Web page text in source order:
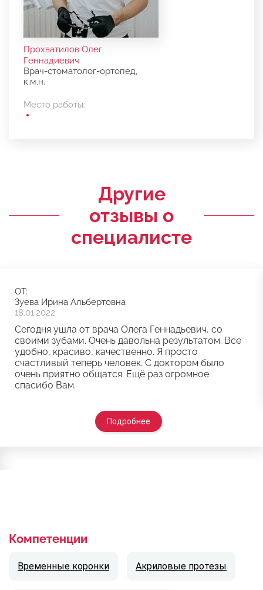
Прохватилов Олег
Геннадиевич
Врач-стоматолог-ортопед,
к.м.н.
Место работы:
Другие
отзывы о
специалисте
ОТ:
Зуева Ирина Альбертовна
18.01.2022
Сегодня ушла от врача Олега Геннадьевич, со
своими зубами. Очень давольна результатом. Все
удобно, красиво, качественно. Я просто
счастливый теперь человек. С доктором было
очень приятно общатся. Ещё раз огромное
спасибо Вам.
Подробнее
Компетенции
Временные коронки Акриловые протезы